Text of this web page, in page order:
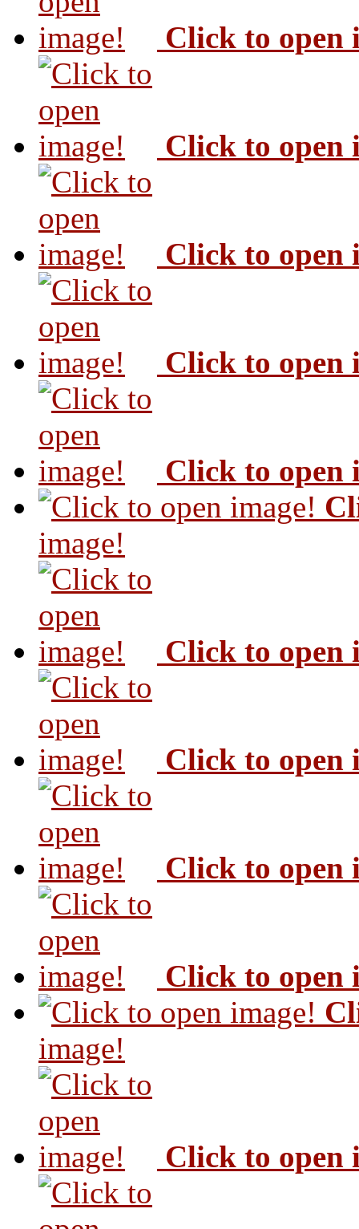
Click to open
Click to open
Click to open
Click to open
Click to open
image!
Click to open
Click to open
Click to open
Click to open
image!
Click to open